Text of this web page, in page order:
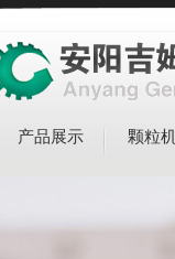
产品展示 颗粒